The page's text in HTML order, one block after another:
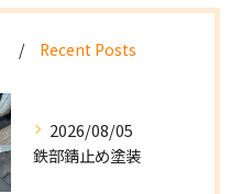
Recent Posts
2026/08/05
鉄部錆止め塗装